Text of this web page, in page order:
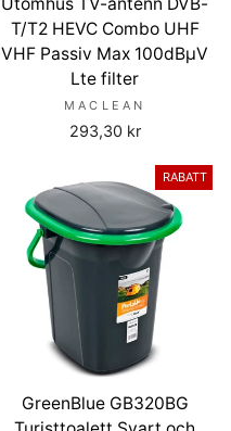
T/T2 HEVC Combo UHF
VHF Passiv Max 100dBµV
Lte filter
MACLEAN
293,30 kr
RABATT
GreenBlue GB320BG